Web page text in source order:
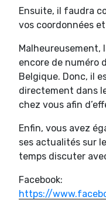
Ensuite, il faudra
vos coordonnées
Malheureusement,
encore de numéro
Belgique. Donc, il
directement dans
chez vous afin
Enfin, vous avez
ses actualités sur
temps discuter
Facebook:
https://